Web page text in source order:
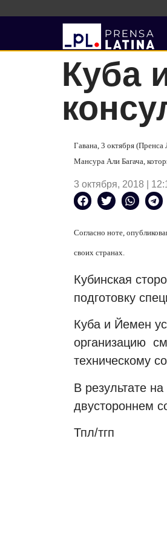
Куба
Гавана, 3 октября
Мансура Али Багача,
3 октября, 2018 |
Согласно ноте,
своих странах.
Кубинская
подготовку
Куба и Йемен
организацию
техническому
В результате
двустороннем
Тпл/тгп